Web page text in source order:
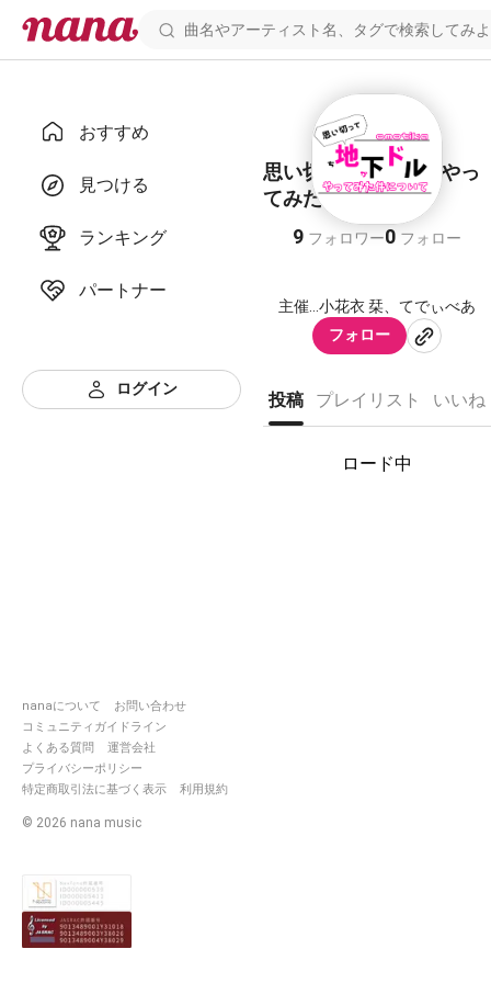
おすすめ
見つける
ランキング
パートナー
ログイン
nanaについて
お問い合わせ
コミュニティガイドライン
よくある質問
運営会社
プライバシーポリシー
特定商取引法に基づく表示
利用規約
© 2026 nana music
思い切って地下ドルやっ
てみた件について
9 フォロワー0 フォロー
主催…小花衣 栞、てでぃべあ
フォロー
投稿 プレイリスト いいね
ロード中